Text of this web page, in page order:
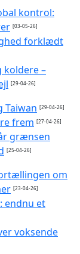
kontrol:
[03-05-26]
forklædt
koldere –
[29-04-26]
Taiwan [29-04-26]
frem [27-04-26]
grænsen
[25-04-26]
om
[23-04-26]
endnu et
voksende